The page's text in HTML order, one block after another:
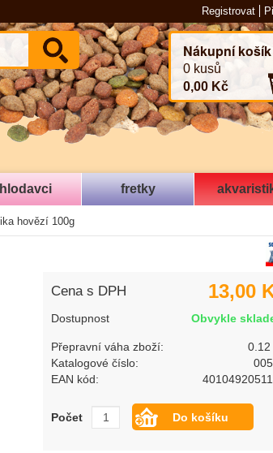
Registrovat
Nákupní košík
0 kusů
0,00 Kč
hlodavci fretky
hovězí 100g
Cena s DPH 13,00
Dostupnost Obvykle
Přepravní váha zboží:
0.12
Katalogové číslo:
EAN kód:
Počet